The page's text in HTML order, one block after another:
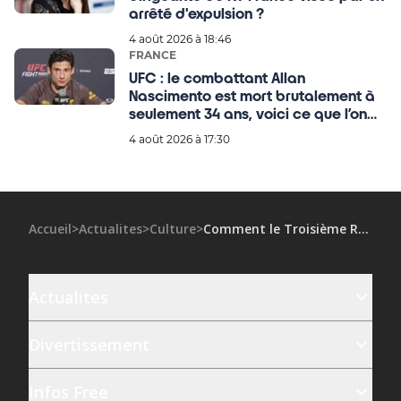
arrêté d'expulsion ?
4 août 2026 à 18:46
FRANCE
UFC : le combattant Allan
Nascimento est mort brutalement à
seulement 34 ans, voici ce que l’on
sait !
4 août 2026 à 17:30
Accueil>Actualites>Culture> Comment le Troisième Reich a manipulé la langue allemande pour servir son idéologie